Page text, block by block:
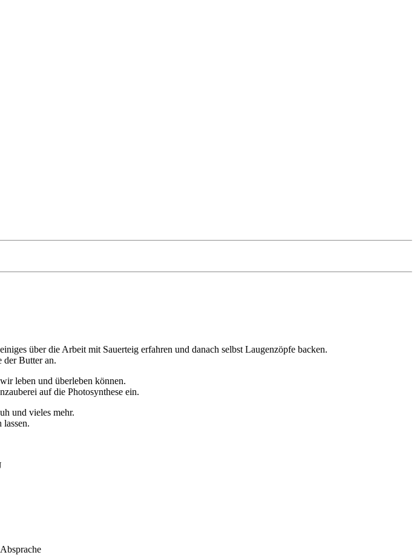
über die Arbeit mit Sauerteig erfahren und danach selbst Laugenzöpfe backen.
der Butter an.
leben und überleben können.
auf die Photosynthese ein.
und vieles mehr.